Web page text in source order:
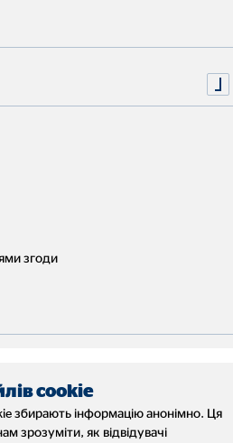
згоди
cookie
збирають інформацію анонімно. Ця
зрозуміти, як відвідувачі